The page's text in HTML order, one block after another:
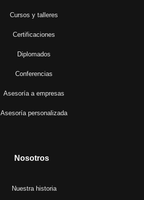
Cursos y talleres
Certificaciones
Diplomados
Conferencias
Asesoría a empresas
Asesoría personalizada
Nosotros
Nuestra historia